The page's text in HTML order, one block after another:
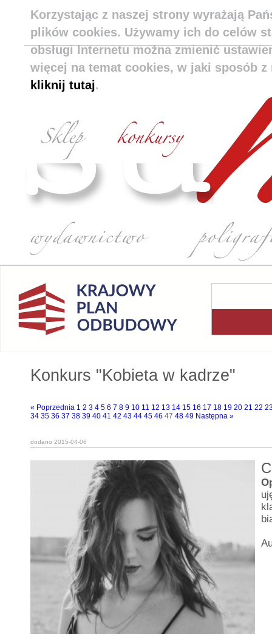
Korzystając z naszej strony wyrażają
plików cookies. Używamy ich do celów
obsługi Internetu można zmienić
więcej na temat cookies, w jaki sposób
kliknij tutaj.
Konkurs "Kobieta w kadrze"
« Poprzednia 1 2 3 4 5 6 7 8 9 10 11 12 13 14 15 16 17 18 19 20 21 22
34 35 36 37 38 39 40 41 42 43 44 45 46 47 48 49 Następna »
dodano 2015-04-06